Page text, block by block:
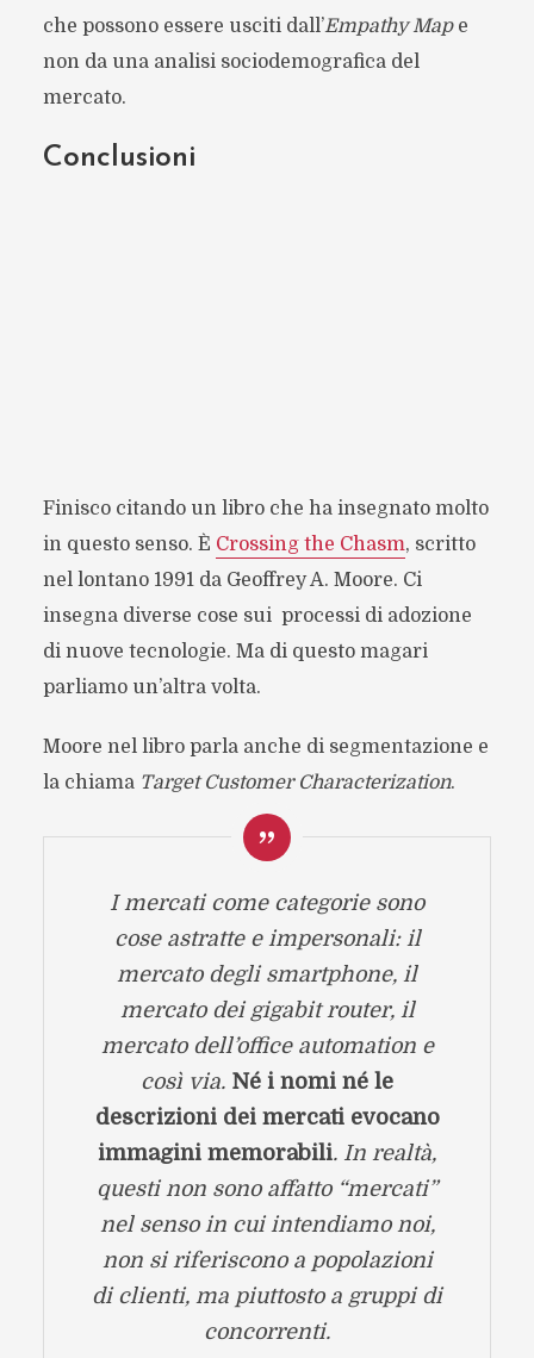
che possono essere usciti dall’Empathy Mape
non da una analisi sociodemografica del
mercato.
Conclusioni
Finisco citando un libro che ha insegnato molto
in questo senso. È Crossing the Chasm, scritto
nel lontano 1991 da Geoffrey A. Moore. Ci
insegna diverse cose sui processi di adozione
di nuove tecnologie. Ma di questo magari
parliamo un’altra volta.
Moore nel libro parla anche di segmentazione e
la chiama Target Customer Characterization.
I mercati come categorie sono
cose astratte e impersonali: il
mercato degli smartphone, il
mercato dei gigabit router, il
mercato dell’office automation e
così via. Né i nomi né le
descrizioni dei mercati evocano
immagini memorabili. In realtà,
questi non sono affatto “mercati”
nel senso in cui intendiamo noi,
non si riferiscono a popolazioni
di clienti, ma piuttosto a gruppi di
concorrenti.